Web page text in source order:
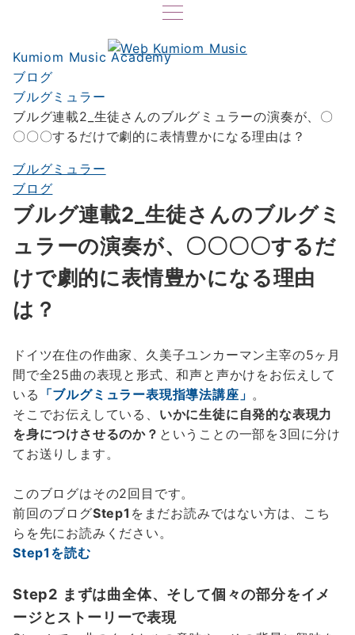
Kumiom Music Academy
ブログ
ブルグミュラー
ブルグ連載2_生徒さんのブルグミュラーの演奏が、〇
〇〇〇するだけで劇的に表情豊かになる理由は？
ブルグミュラー
ブログ
ブルグ連載2_生徒さんのブルグミ
ュラーの演奏が、〇〇〇〇するだ
けで劇的に表情豊かになる理由
は？
ドイツ在住の作曲家、久美子ユンカーマン主宰の5ヶ月
間で全25曲の表現と形式、和声と声かけをお伝えして
いる 「ブルグミュラー表現指導法講座」 。
そこでお伝えしている、 いかに生徒に自発的な表現力
を身につけさせるのか？ ということの一部を3回に分け
てお送りします。
このブログはその2回目です。
前回のブログStep1 をまだお読みではない方は、こち
らを先にお読みください。
Step1を読む
Step2 まずは曲全体、そして個々の部分をイメ
ージとストーリーで表現